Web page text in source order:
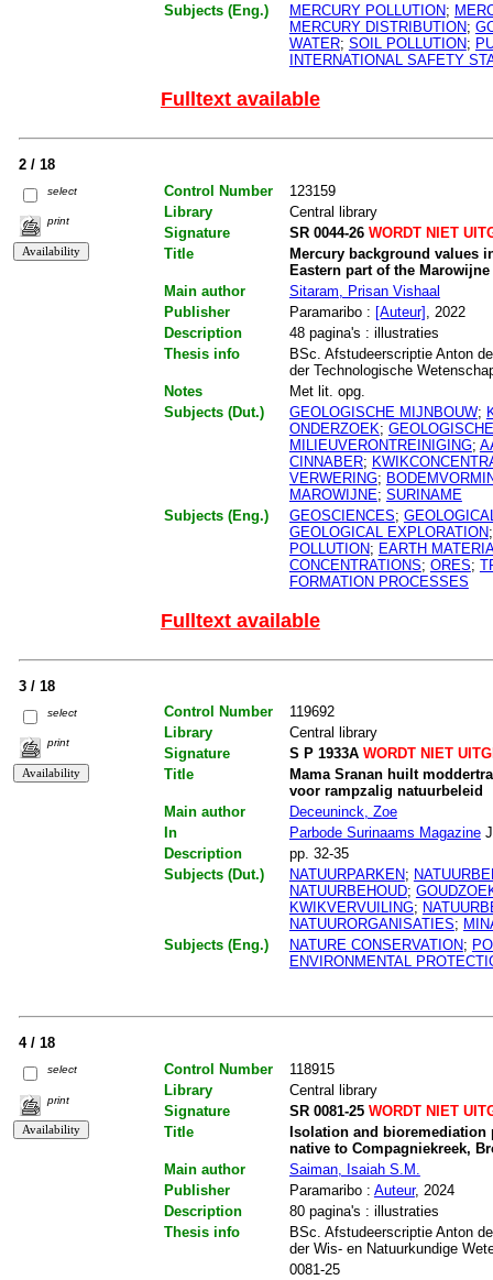
Subjects (Eng.)
MERCURY POLLUTION;
MERCURY DISTRIBUTION;
WATER; SOIL POLLUTION;
INTERNATIONAL SAFETY
Fulltext available
2 / 18
select
print
Control Number
123159
Library
Central library
Signature
SR 0044-26WORDT NIET
Title
Mercury background values
Eastern part of the
Main author
Sitaram, Prisan Vishaal
Publisher
Paramaribo : [Auteur] , 2022
Description
48 pagina's : illustraties
Thesis info
BSc. Afstudeerscriptie Anton
der Technologische
Notes
Met lit. opg.
Subjects (Dut.)
GEOLOGISCHE MIJNBOUW;
ONDERZOEK;
MILIEUVERONTREINIGING;
CINNABER;
VERWERING;
MAROWIJNE; SURINAME
Subjects (Eng.)
GEOSCIENCES;
GEOLOGICAL EXPLORATION
POLLUTION; EARTH
CONCENTRATIONS; ORES;
FORMATION PROCESSES
Fulltext available
3 / 18
select
print
Control Number
119692
Library
Central library
Signature
S P 1933AWORDT NIET
Title
Mama Sranan huilt
voor rampzalig natuurbeleid
Main author
Deceuninck, Zoe
In
Parbode Surinaams Magazine
Description
pp. 32-35
Subjects (Dut.)
NATUURPARKEN;
NATUURBEHOUD;
KWIKVERVUILING;
NATUURORGANISATIES;
Subjects (Eng.)
NATURE CONSERVATION;
ENVIRONMENTAL
4 / 18
select
print
Control Number
118915
Library
Central library
Signature
SR 0081-25WORDT NIET
Title
Isolation and
native to Compagniekreek,
Main author
Saiman, Isaiah S.M.
Publisher
Paramaribo : Auteur, 2024
Description
80 pagina's : illustraties
Thesis info
BSc. Afstudeerscriptie Anton
der Wis- en Natuurkundige
0081-25